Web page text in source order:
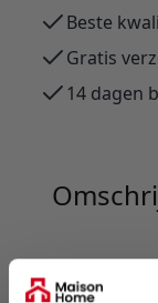
Beste
Gratis
14 dagen